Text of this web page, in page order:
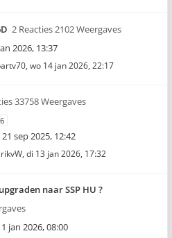
2 Reacties 2102 Weergaves
2026, 13:37
, wo 14 jan 2026, 22:17
33758 Weergaves
6
sep 2025, 12:42
, di 13 jan 2026, 17:32
naar SSP HU ?
jan 2026, 08:00